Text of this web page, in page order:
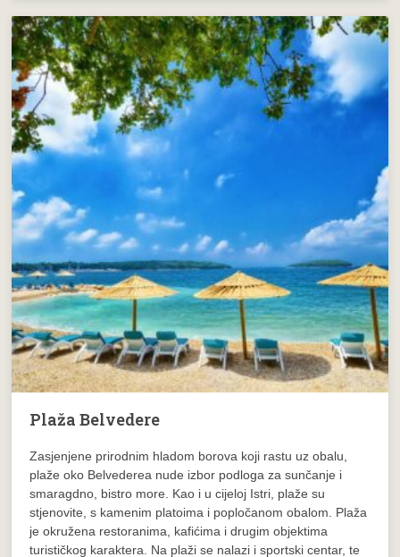
Plaža Belvedere
Zasjenjene prirodnim hladom borova koji rastu uz obalu,
plaže oko Belvederea nude izbor podloga za sunčanje i
smaragdno, bistro more. Kao i u cijeloj Istri, plaže su
stjenovite, s kamenim platoima i popločanom obalom. Plaža
je okružena restoranima, kafićima i drugim objektima
turističkog karaktera. Na plaži se nalazi i sportski centar, te